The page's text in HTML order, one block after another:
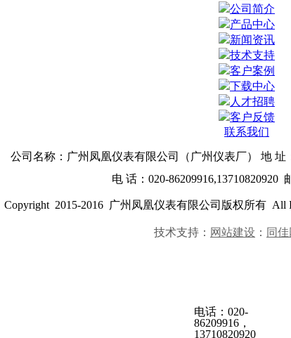
公司简介
产品中心
新闻资讯
技术支持
客户案例
下载中心
人才招聘
客户反馈
联系我们
公司名称：广州凤凰仪表有限公司（广州仪表厂） 地 址
电 话：020-86209916,13710820920
Copyright 2015-2016 广州凤凰仪表有限公司 版权所有 All
技术支持： 网站建设 ： 同
电话： 020-
86209916，
13710820920